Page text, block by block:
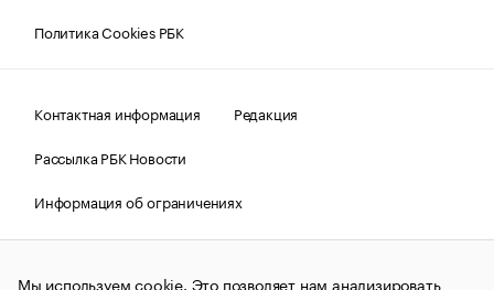
Политика Cookies РБК
Контактная информация
Редакция
Рассылка РБК Новости
Информация об ограничениях
Правовая информация
О соблюдении авторских прав
Мы используем cookie. Это позволяет нам анализировать